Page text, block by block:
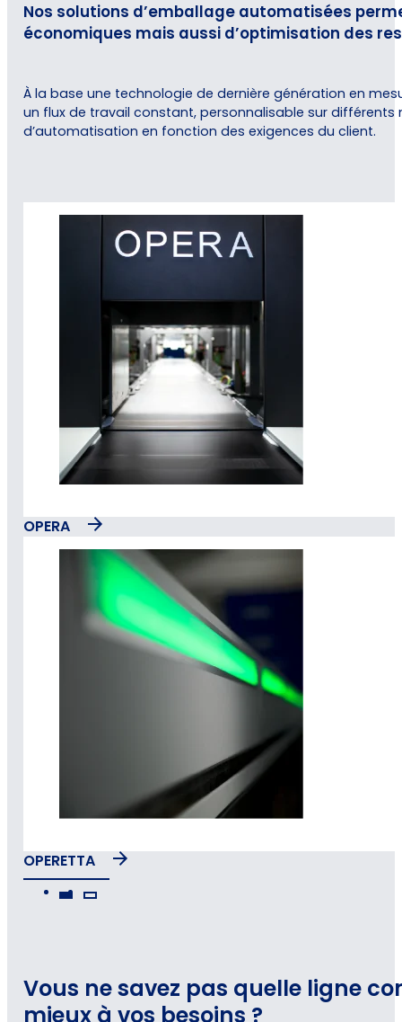
Nos solutions d’emballage automatisées
économiques mais aussi d’optimisation des
À la base une technologie de dernière génération en
un flux de travail constant, personnalisable sur différents
d’automatisation en fonction des exigences du client.
OPERA
OPERETTA
Vous ne savez pas quelle ligne
mieux à vos besoins ?